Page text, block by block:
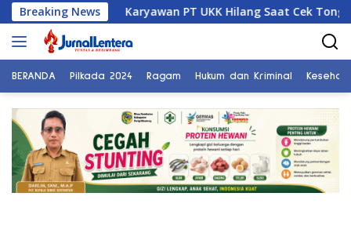
Langsung
ke
konten
Breaking News
Karyawan PT UKK Hilang Saat Cek Tongkang,
BERANDA Pilkada 2024 Ragam Hukum dan Kriminal